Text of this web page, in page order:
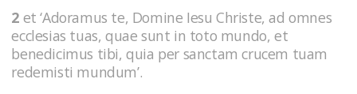
2 et ‘Adoramus te, Domine Iesu Christe, ad omnes
ecclesias tuas, quae sunt in toto mundo, et
benedicimus tibi, quia per sanctam crucem tuam
redemisti mundum’.